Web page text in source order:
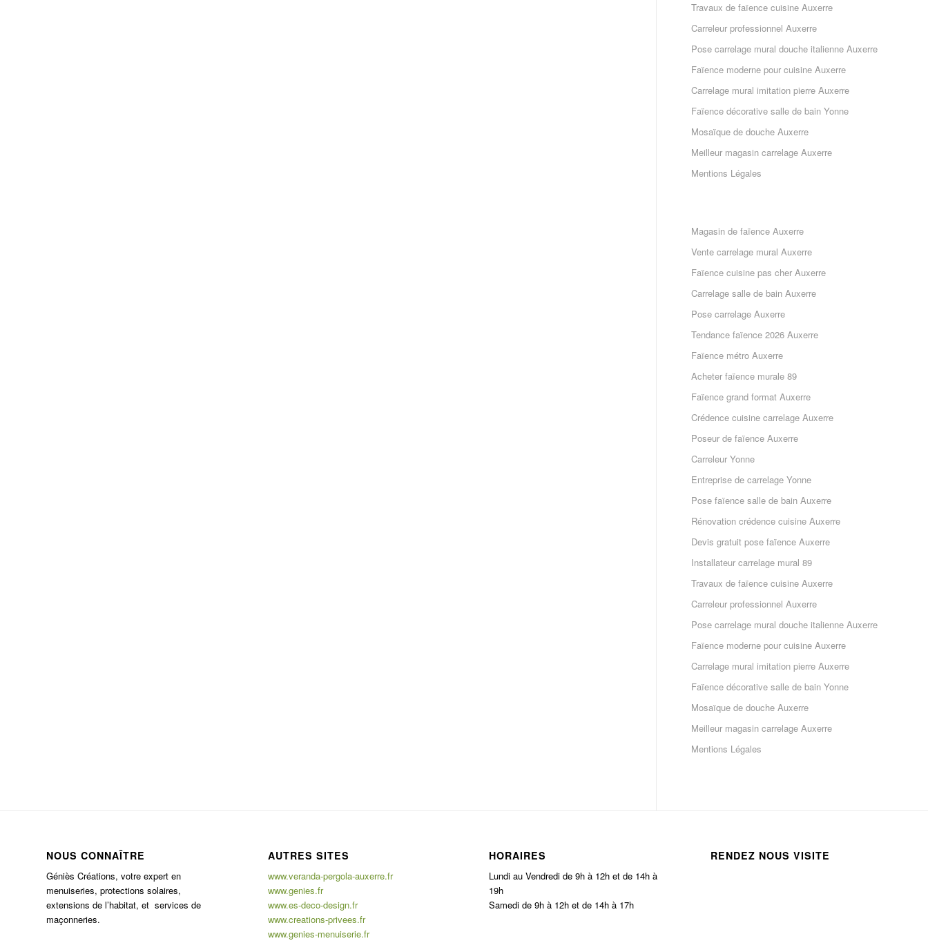
Travaux de faïence cuisine Auxerre
Carreleur professionnel Auxerre
Pose carrelage mural douche italienne Auxerre
Faïence moderne pour cuisine Auxerre
Carrelage mural imitation pierre Auxerre
Faïence décorative salle de bain Yonne
Mosaïque de douche Auxerre
Meilleur magasin carrelage Auxerre
Mentions Légales
Magasin de faïence Auxerre
Vente carrelage mural Auxerre
Faïence cuisine pas cher Auxerre
Carrelage salle de bain Auxerre
Pose carrelage Auxerre
Tendance faïence 2026 Auxerre
Faïence métro Auxerre
Acheter faïence murale 89
Faïence grand format Auxerre
Crédence cuisine carrelage Auxerre
Poseur de faïence Auxerre
Carreleur Yonne
Entreprise de carrelage Yonne
Pose faïence salle de bain Auxerre
Rénovation crédence cuisine Auxerre
Devis gratuit pose faïence Auxerre
Installateur carrelage mural 89
Travaux de faïence cuisine Auxerre
Carreleur professionnel Auxerre
Pose carrelage mural douche italienne Auxerre
Faïence moderne pour cuisine Auxerre
Carrelage mural imitation pierre Auxerre
Faïence décorative salle de bain Yonne
Mosaïque de douche Auxerre
Meilleur magasin carrelage Auxerre
Mentions Légales
NOUS CONNAÎTRE
Géniès Créations, votre expert en
menuiseries, protections solaires,
extensions de l’habitat, et services de
maçonneries.
AUTRES SITES
www.veranda-pergola-auxerre.fr
www.genies.fr
www.es-deco-design.fr
www.creations-privees.fr
www.genies-menuiserie.fr
HORAIRES
Lundi au Vendredi de 9h à 12h et de 14h à
19h
Samedi de 9h à 12h et de 14h à 17h
RENDEZ NOUS VISITE